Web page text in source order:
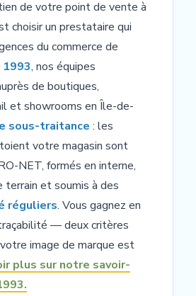
de votre point de vente à
choisir un prestataire qui
du commerce de
1993, nos équipes
de boutiques,
et showrooms en Île-de-
sous-traitance : les
votre magasin sont
NET, formés en interne,
terrain et soumis à des
réguliers. Vous gagnez en
— deux critères
image de marque est
plus sur notre savoir-